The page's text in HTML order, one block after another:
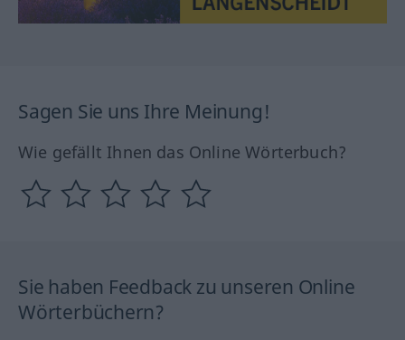
Sagen Sie uns Ihre Meinung!
Wie gefällt Ihnen das Online Wörterbuch?
Sie haben Feedback zu unseren Online
Wörterbüchern?